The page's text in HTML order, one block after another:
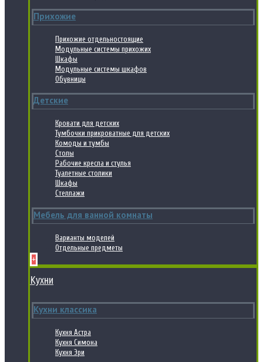
Прихожие
Прихожие отдельностоящие
Модульные системы прихожих
Шкафы
Модульные системы шкафов
Обувницы
Детские
Кровати для детских
Тумбочки прикроватные для детских
Комоды и тумбы
Столы
Рабочие кресла и стулья
Туалетные столики
Шкафы
Стеллажи
Мебель для ванной комнаты
Варианты моделей
Отдельные предметы
+
Кухни
Кухни классика
Кухня Астра
Кухня Симона
Кухня Эри